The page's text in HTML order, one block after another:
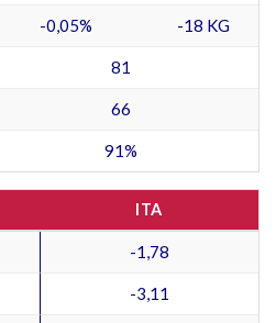
-0,05% -18 KG
81
66
91%
ITA
-1,78
-3,11